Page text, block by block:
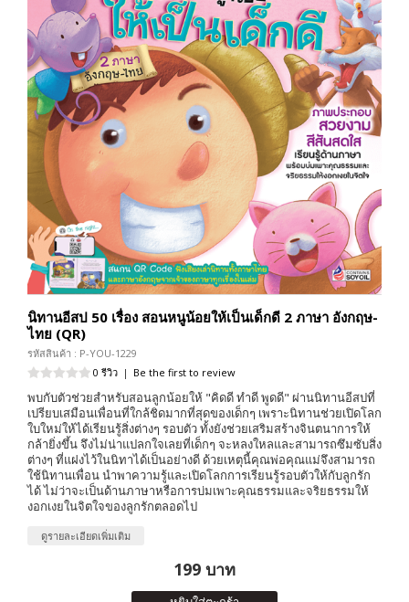
นิทานอีสป 50 เรื่อง สอนหนูน้อยให้เป็นเด็กดี 2 ภาษา อังกฤษ-
ไทย (QR)
รหัสสินค้า : P-YOU-1229
0 รีวิว | Be the first to review
พบกับตัวช่วยสำหรับสอนลูกน้อยให้ "คิดดี ทำดี พูดดี" ผ่านนิทานอีสปที่
เปรียบเสมือนเพื่อนที่ใกล้ชิดมากที่สุดของเด็กๆ เพราะนิทานช่วยเปิดโลก
ใบใหม่ให้ได้เรียนรู้สิ่งต่างๆ รอบตัว ทั้งยังช่วยเสริมสร้างจินตนาการให้
กล้ายิ่งขึ้น จึงไม่น่าแปลกใจเลยที่เด็กๆ จะหลงใหลและสามารถซึมซับสิ่ง
ต่างๆ ที่แฝงไว้ในนิทาได้เป็นอย่างดี ด้วยเหตุนี้คุณพ่อคุณแม่จึงสามารถ
ใช้นิทานเพื่อน นำพาความรู้และเปิดโลกการเรียนรู้รอบตัวให้กับลูกรัก
ได้ ไม่ว่าจะเป็นด้านภาษาหรือการบ่มเพาะคุณธรรมและจริยธรรมให้
งอกเงยในจิตใจของลูกรักตลอดไป
ดูรายละเอียดเพิ่มเติม
199 บาท